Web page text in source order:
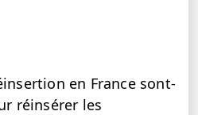
en France sont-
réinsérer les